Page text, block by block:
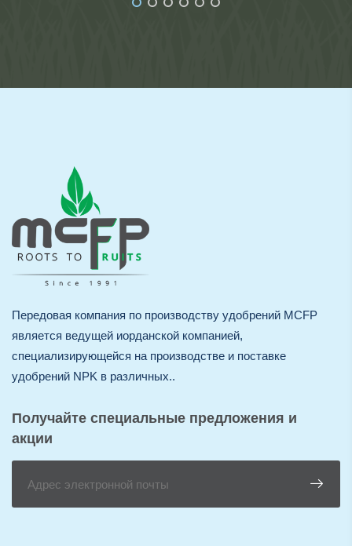
Передовая компания по производству удобрений MCFP
является ведущей иорданской компанией,
специализирующейся на производстве и поставке
удобрений NPK в различных..
Получайте специальные предложения и
акции